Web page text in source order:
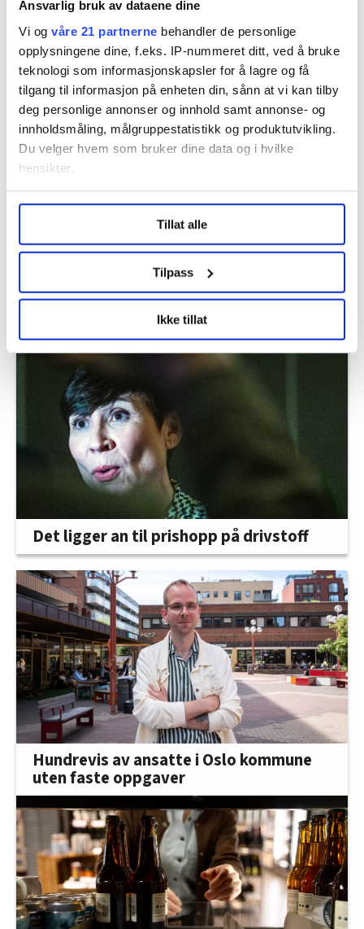
Ansvarlig bruk av dataene dine
Vi og våre 21 partnerne behandler de personlige
opplysningene dine, f.eks. IP-nummeret ditt, ved å bruke
teknologi som informasjonskapsler for å lagre og få
tilgang til informasjon på enheten din, sånn at vi kan tilby
deg personlige annonser og innhold samt annonse- og
innholdsmåling, målgruppestatistikk og produktutvikling.
Du velger hvem som bruker dine data og i hvilke
hensikter.
Undermer infokan du lese om hvordan dine personlige
data behandles og hvordan du kan velge hvordan de skal
brukes. Du kan hele tiden endre eller trekke tilbake ditt
samtykke fra erklæringen om informasjonskapsler.
LO Medias publikasjoner frifagbevegelse.no, hk-nytt.no
og fontene.no bruker informasjonskapsler (cookies) for å
lære hvordan våre nettsider blir brukt slik at vi tilby
relevant innhold, tilpassede annonser og utarbeide
statistikk.
Vi deler bare informasjon om hvordan du bruker
nettstedet med LO Medias egne samarbeidspartnere
innenfor analyse og annonsering. Disse er angitt i
oversikten lengre ned på denne siden.
Tillat alle
Tilpass
Ikke tillat
Flere saker
Seks flyplasser kan bli rammet av streik
Det ligger an til prishopp på drivstoff
Hundrevis av ansatte i Oslo kommune
uten faste oppgaver